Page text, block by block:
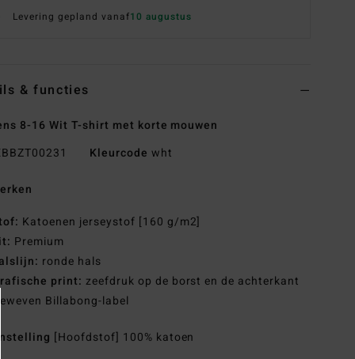
Levering gepland vanaf10 augustus
& functies
8-16 Wit T-shirt met korte mouwen
Kleurcode wht
Katoenen jerseystof [160 g/m2]
Premium
ronde hals
print: zeefdruk op de borst en de achterkant
Geweven Billabong-label
[Hoofdstof] 100% katoen